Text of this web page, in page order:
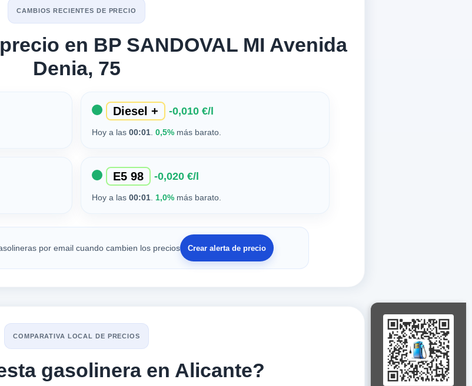
CAMBIOS RECIENTES DE PRECIO
en BP SANDOVAL MI Avenida
Denia, 75
Diesel + -0,010 €/l
Hoy a las 00:01 0,5% más barato.
E5 98 -0,020 €/l
Hoy a las 00:01 1,0% más barato.
por email cuando cambien los precios Crear alerta de precio
COMPARATIVA LOCAL DE PRECIOS
gasolinera en Alicante?